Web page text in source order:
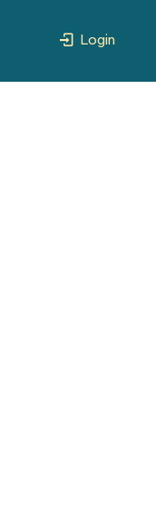
Login